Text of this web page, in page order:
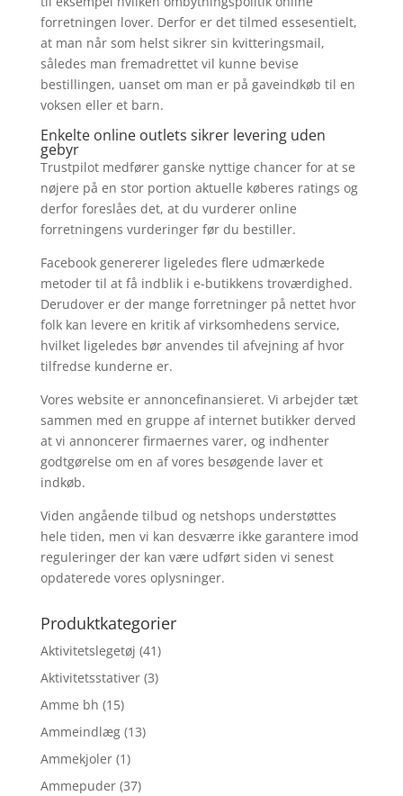
forretningen lover. Derfor er det tilmed essesentielt,
at man når som helst sikrer sin kvitteringsmail,
således man fremadrettet vil kunne bevise
bestillingen, uanset om man er på gaveindkøb til en
voksen eller et barn.
Enkelte online outlets sikrer levering uden
gebyr
Trustpilot medfører ganske nyttige chancer for at se
nøjere på en stor portion aktuelle køberes ratings og
derfor foreslåes det, at du vurderer online
forretningens vurderinger før du bestiller.
Facebook genererer ligeledes flere udmærkede
metoder til at få indblik i e-butikkens troværdighed.
Derudover er der mange forretninger på nettet hvor
folk kan levere en kritik af virksomhedens service,
hvilket ligeledes bør anvendes til afvejning af hvor
tilfredse kunderne er.
Vores website er annoncefinansieret. Vi arbejder tæt
sammen med en gruppe af internet butikker derved
at vi annoncerer firmaernes varer, og indhenter
godtgørelse om en af vores besøgende laver et
indkøb.
Viden angående tilbud og netshops understøttes
hele tiden, men vi kan desværre ikke garantere imod
reguleringer der kan være udført siden vi senest
opdaterede vores oplysninger.
Produktkategorier
Aktivitetslegetøj (41)
Aktivitetsstativer (3)
Amme bh (15)
Ammeindlæg (13)
Ammekjoler (1)
Ammepuder (37)